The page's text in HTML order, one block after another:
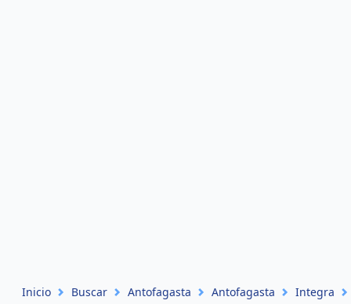
Inicio Buscar Antofagasta Antofagasta Integra